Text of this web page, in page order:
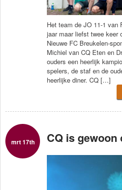
NieuwsbriefHet team de JO 11-1 van
jaar maar liefst twee keer
Nieuwe FC Breukelen-
Michiel van CQ Eten en
ouders een heerlijk
spelers, de staf en de
heerlijke diner. CQ […]
mrt 17th CQ is gewoon